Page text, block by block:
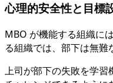
心理的安全性と目標
MBO が機能する組織に
る組織では、部下は無難
上司が部下の失敗を学習